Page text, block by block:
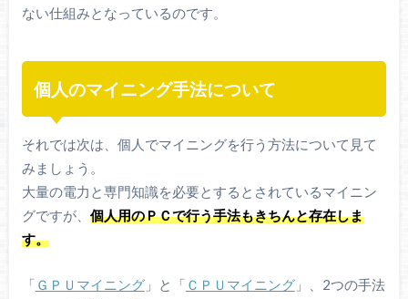
ない仕組みとなっているのです。
個人のマイニング手法について
それでは次は、個人でマイニングを行う方法について見て
みましょう。
大量の電力と専門知識を必要とするとされているマイニン
グですが、 個人用のＰＣで行う手法もきちんと存在しま
す。
「 ＧＰＵマイニング」と「 ＣＰＵマイニング」、2つの手法